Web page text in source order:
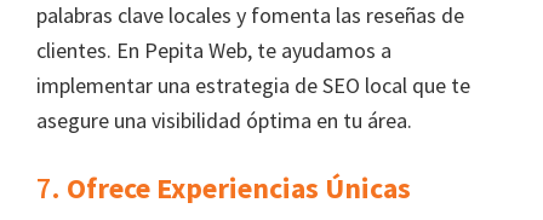
palabras clave locales y fomenta las reseñas de
clientes. En Pepita Web, te ayudamos a
implementar una estrategia de SEO local que te
asegure una visibilidad óptima en tu área.
7. Ofrece Experiencias Únicas